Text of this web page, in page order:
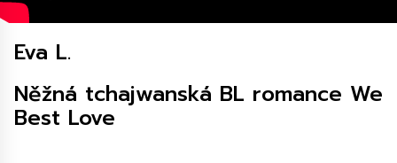
Eva L.
Něžná tchajwanská BL romance We
Best Love